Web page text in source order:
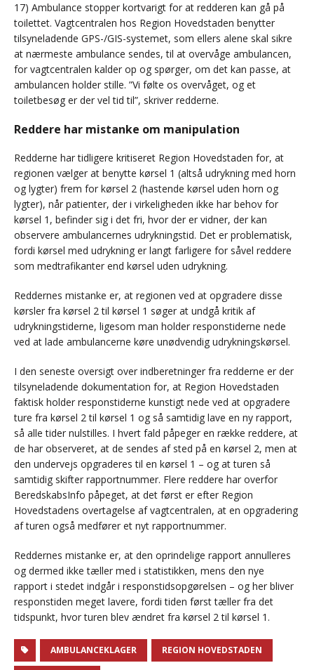
17) Ambulance stopper kortvarigt for at redderen kan gå på
toilettet. Vagtcentralen hos Region Hovedstaden benytter
tilsyneladende GPS-/GIS-systemet, som ellers alene skal sikre
at nærmeste ambulance sendes, til at overvåge ambulancen,
for vagtcentralen kalder op og spørger, om det kan passe, at
ambulancen holder stille. ”Vi følte os overvåget, og et
toiletbesøg er der vel tid til”, skriver redderne.
Reddere har mistanke om manipulation
Redderne har tidligere kritiseret Region Hovedstaden for, at
regionen vælger at benytte kørsel 1 (altså udrykning med horn
og lygter) frem for kørsel 2 (hastende kørsel uden horn og
lygter), når patienter, der i virkeligheden ikke har behov for
kørsel 1, befinder sig i det fri, hvor der er vidner, der kan
observere ambulancernes udrykningstid. Det er problematisk,
fordi kørsel med udrykning er langt farligere for såvel reddere
som medtrafikanter end kørsel uden udrykning.
Reddernes mistanke er, at regionen ved at opgradere disse
kørsler fra kørsel 2 til kørsel 1 søger at undgå kritik af
udrykningstiderne, ligesom man holder responstiderne nede
ved at lade ambulancerne køre unødvendig udrykningskørsel.
I den seneste oversigt over indberetninger fra redderne er der
tilsyneladende dokumentation for, at Region Hovedstaden
faktisk holder responstiderne kunstigt nede ved at opgradere
ture fra kørsel 2 til kørsel 1 og så samtidig lave en ny rapport,
så alle tider nulstilles. I hvert fald påpeger en række reddere, at
de har observeret, at de sendes af sted på en kørsel 2, men at
den undervejs opgraderes til en kørsel 1 – og at turen så
samtidig skifter rapportnummer. Flere reddere har overfor
BeredskabsInfo påpeget, at det først er efter Region
Hovedstadens overtagelse af vagtcentralen, at en opgradering
af turen også medfører et nyt rapportnummer.
Reddernes mistanke er, at den oprindelige rapport annulleres
og dermed ikke tæller med i statistikken, mens den nye
rapport i stedet indgår i responstidsopgørelsen – og her bliver
responstiden meget lavere, fordi tiden først tæller fra det
tidspunkt, hvor turen blev ændret fra kørsel 2 til kørsel 1.
AMBULANCEKLAGER REGION HOVEDSTADEN